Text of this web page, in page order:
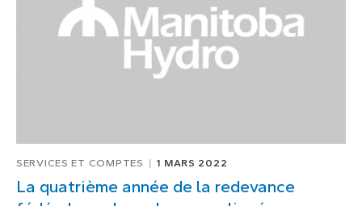
SERVICES ET COMPTES 1 MARS 2022
La quatrième année de la redevance